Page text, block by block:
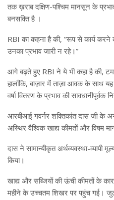
तक ख़राब दक्षिण-पश्चिम मानसून के
बनसक्ति है ।
RBI का कहना है की, “रूप से कार्य करने
उनका प्रभाव जारी न रहे।”
आगे बढ़ते हुए RBI ने ये भी कहा है की,
हालाँकि, बाज़ार में ताज़ा आवक के साथ
वर्षा वितरण के प्रभाव की
आरबीआई गवर्नर शक्तिकांत दास जी के
अस्थिर वैश्विक खाद्य कीमतों और विषम
दास ने सामान्यीकृत अर्थव्यवस्था-व्यापी
किया।
खाद्य और सब्जियों की ऊंची कीमतों के
महीने के उच्चतम शिखर पर पहुंच गई।